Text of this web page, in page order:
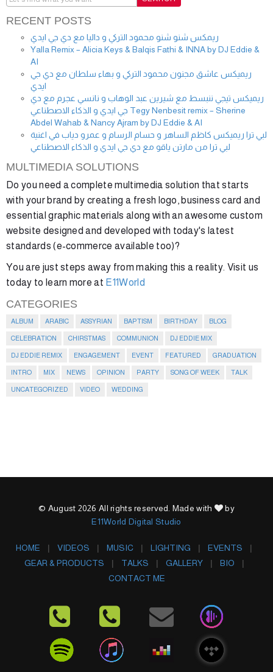
RECENT POSTS
ريمكس شنو شنو محمود التركي و داليا مع دي جي ايدي
Yalla Remix – Alicia Keys & Balqis Fathi & INNA by DJ Eddie &
AI
ريميكس عاشق مجنون محمود التركي و بهاء سلطان مع دي جي
ايدي
ريميكس تيجي ننبسط مع شيرين عبد الوهاب و نانسي عجرم مع دي
جي ايدي و الذكاء الاصطناعي Tegy Nenbesit remix – Sherine
Abdel Wahab & Nancy Ajram by DJ Eddie & AI
لبي ترا ريميكس كاظم الساهر و حسام الرسام و عمرو دياب في اغنية
لبي ترا من مارتن ياقو مع دي جي ايدي و الذكاء الاصطناعي
MULTIMEDIA SOLUTIONS
Do you need a complete multimedia solution that starts
with your brand by creating a fresh logo, business card and
essential graphic materials along with an awesome custom
website designed and developed with today's latest
standards (e-commerce available too)?
You are just steps away from making this a reality. Visit us
today to learn more at E11World
CATEGORIES
ALBUM ARABIC ASSYRIAN BAPTISM BIRTHDAY BLOG
CELEBRATION CHIRSTMAS COMMUNION DJ EDDIE MIX
DJ EDDIE REMIX ENGAGEMENT EVENT FEATURED GRADUATION
INTRO MIX NEWS OPINION PARTY SONG OF WEEK TALK
UNCATEGORIZED VIDEO WEDDING
© August 2026 All rights reserved. Made with
by
E11World Digital Studio
HOME VIDEOS MUSIC LIGHTING
EVENTS
GEAR & PRODUCTS
TALKS GALLERY
BIO
CONTACT ME